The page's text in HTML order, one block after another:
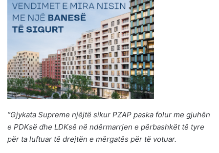
“Gjykata Supreme njëjtë sikur PZAP paska folur me gjuhën
e PDKsë dhe LDKsë në ndërmarrjen e përbashkët të tyre
për ta luftuar të drejtën e mërgatës për të votuar.